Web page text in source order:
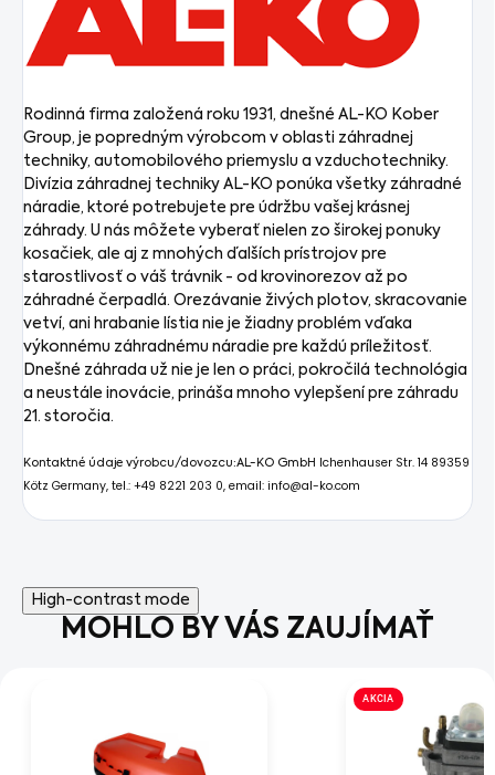
Rodinná firma založená roku 1931, dnešné AL-KO Kober
Group, je popredným výrobcom v oblasti záhradnej
techniky, automobilového priemyslu a vzduchotechniky.
Divízia záhradnej techniky AL-KO ponúka všetky záhradné
náradie, ktoré potrebujete pre údržbu vašej krásnej
záhrady. U nás môžete vyberať nielen zo širokej ponuky
kosačiek, ale aj z mnohých ďalších prístrojov pre
starostlivosť o váš trávnik - od krovinorezov až po
záhradné čerpadlá. Orezávanie živých plotov, skracovanie
vetví, ani hrabanie lístia nie je žiadny problém vďaka
výkonnému záhradnému náradie pre každú príležitosť.
Dnešné záhrada už nie je len o práci, pokročilá technológia
a neustále inovácie, prináša mnoho vylepšení pre záhradu
21. storočia.
Kontaktné údaje výrobcu/dovozcu:AL-KO GmbH Ichenhauser Str. 14 89359
Kötz Germany, tel.: +49 8221 203 0, email: info@al-ko.com
High-contrast mode
MOHLO BY VÁS ZAUJÍMAŤ
AKCIA